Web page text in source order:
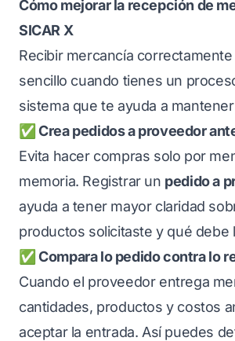
Cómo mejorar la recepción de
SICAR X
Recibir mercancía
sencillo cuando tienes un
sistema que te ayuda a
✅ Crea pedidos a proveedor
Evita hacer compras solo por
memoria. Registrar un pedido a
ayuda a tener mayor claridad
productos solicitaste y qué debe
✅ Compara lo pedido contra lo
Cuando el proveedor entrega
cantidades, productos y costos
aceptar la entrada. Así puedes